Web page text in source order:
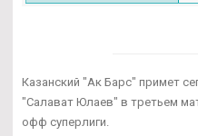
Казанский "Ак Барс" примет
"Салават Юлаев" в третьем
офф суперлиги.